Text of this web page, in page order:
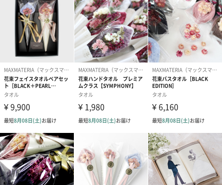
ます。
商品詳細情報
商品本体サイ
ズ
バスタオル：幅60cm×長さ120cm
ウォッシュタオル：幅34cm×長さ35cm
フェイスタオル：幅34cm×長さ75cm
パッケージ外
装
直方体化粧箱
パッケージサ
イズ
幅27cm×奥行37cm×高さ7.5cm
パッケージ全
体重量 ※商
品含む
900g